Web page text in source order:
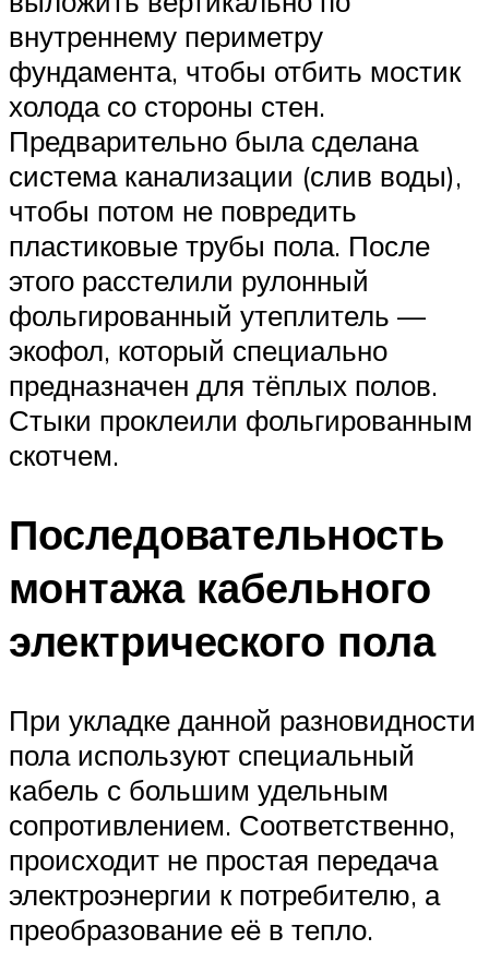
внутреннему периметру
фундамента, чтобы отбить мостик
холода со стороны стен.
Предварительно была сделана
система канализации (слив воды),
чтобы потом не повредить
пластиковые трубы пола. После
этого расстелили рулонный
фольгированный утеплитель —
экофол, который специально
предназначен для тёплых полов.
Стыки проклеили фольгированным
скотчем.
Последовательность
монтажа кабельного
электрического пола
При укладке данной разновидности
пола используют специальный
кабель с большим удельным
сопротивлением. Соответственно,
происходит не простая передача
электроэнергии к потребителю, а
преобразование её в тепло.